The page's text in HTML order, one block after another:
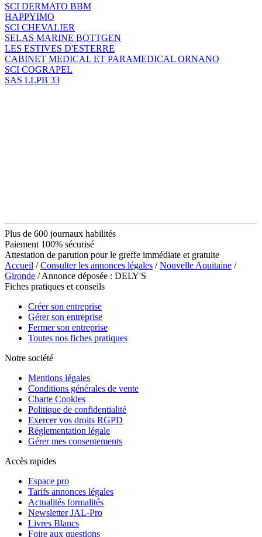
SCI DERMATO BBM
HAPPYIMO
SCI CHEVALIER
SELAS MARINE BOTTGEN
LES ESTIVES D'ESTERRE
CABINET MEDICAL ET PARAMEDICAL ORNANO
SCI COGRAPEL
SAS LLPB 33
Plus de 600 journaux habilités
Paiement 100% sécurisé
Attestation de parution pour le greffe immédiate et gratuite
Accueil /Consulter les annonces légales /Nouvelle Aquitaine /
Gironde / Annonce déposée : DELY'S
Fiches pratiques et conseils
Créer son entreprise
Gérer son entreprise
Fermer son entreprise
Toutes nos fiches pratiques
Notre société
Mentions légales
Conditions générales de vente
Charte Cookies
Politique de confidentialité
Exercer vos droits RGPD
Réglementation légale
Gérer mes consentements
Accès rapides
Espace pro
Tarifs annonces légales
Actualités formalités
Newsletter JAL-Pro
Livres Blancs
Foire aux questions